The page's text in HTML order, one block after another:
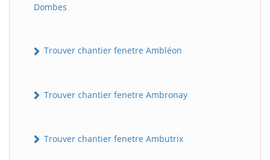
Dombes
Trouver chantier fenetre Ambléon
Trouver chantier fenetre Ambronay
Trouver chantier fenetre Ambutrix